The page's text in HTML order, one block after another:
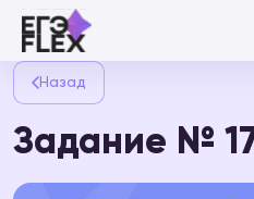
Назад
Задание №